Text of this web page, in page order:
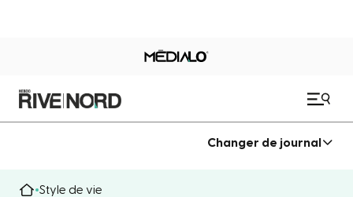
Changer de journal
Style de vie